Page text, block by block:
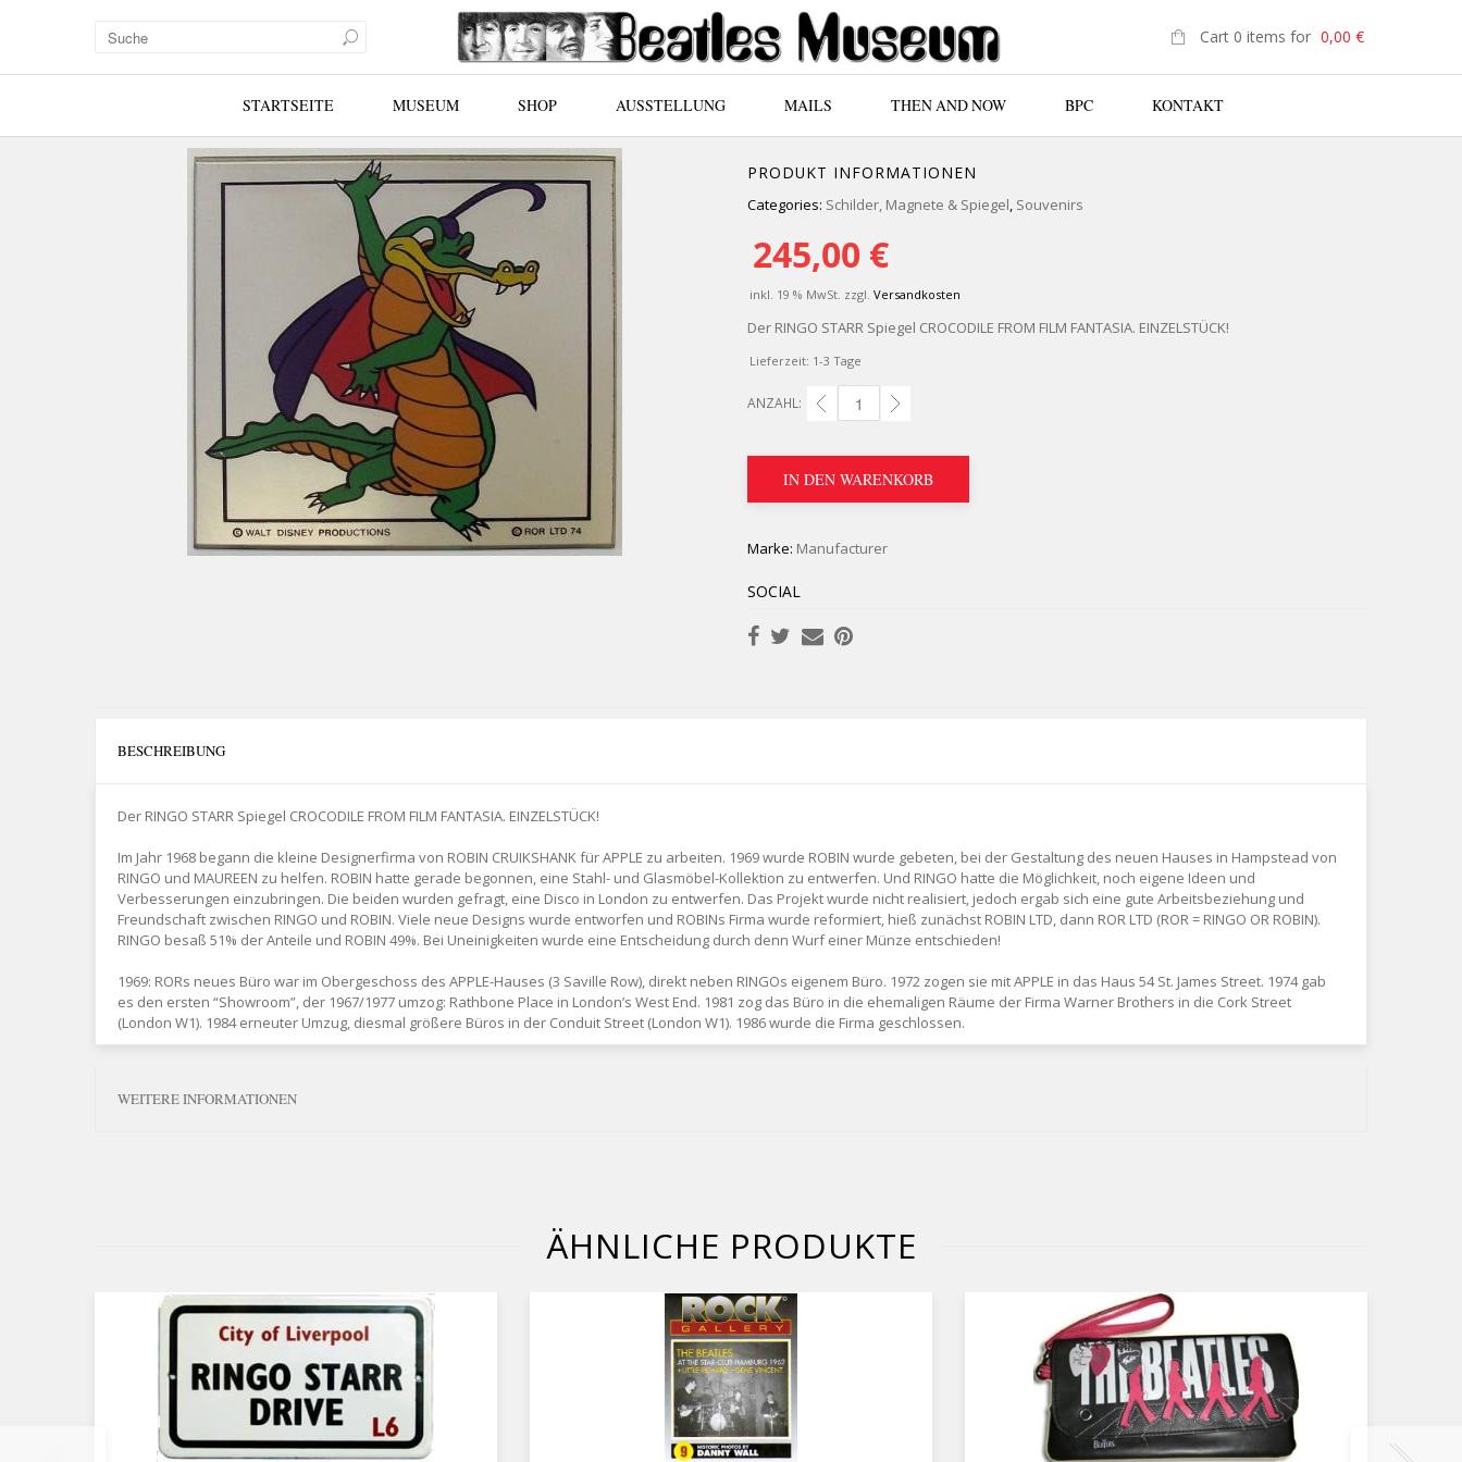
Cart 0 items for 0,00 €
STARTSEITE MUSEUM SHOP AUSSTELLUNG MAILS THEN AND NOW BPC KONTAKT
PRODUKT INFORMATIONEN
Categories: Schilder, Magnete & Spiegel, Souvenirs
245,00 €
inkl. 19 % MwSt. zzgl. Versandkosten
Der RINGO STARR Spiegel CROCODILE FROM FILM FANTASIA. EINZELSTÜCK!
Lieferzeit: 1-3 Tage
ANZAHL: RINGO STARR SPIEGEL CROCODILE FROM FILM FANTASIA QUANTITY
IN DEN WARENKORB
Marke: Manufacturer
SOCIAL
BESCHREIBUNG
Der RINGO STARR Spiegel CROCODILE FROM FILM FANTASIA. EINZELSTÜCK!
Im Jahr 1968 begann die kleine Designerfirma von ROBIN CRUIKSHANK für APPLE zu arbeiten. 1969 wurde ROBIN wurde gebeten, bei der Gestaltung des neuen Hauses in Hampstead von
RINGO und MAUREEN zu helfen. ROBIN hatte gerade begonnen, eine Stahl- und Glasmöbel-Kollektion zu entwerfen. Und RINGO hatte die Möglichkeit, noch eigene Ideen und
Verbesserungen einzubringen. Die beiden wurden gefragt, eine Disco in London zu entwerfen. Das Projekt wurde nicht realisiert, jedoch ergab sich eine gute Arbeitsbeziehung und
Freundschaft zwischen RINGO und ROBIN. Viele neue Designs wurde entworfen und ROBINs Firma wurde reformiert, hieß zunächst ROBIN LTD, dann ROR LTD (ROR = RINGO OR ROBIN).
RINGO besaß 51% der Anteile und ROBIN 49%. Bei Uneinigkeiten wurde eine Entscheidung durch denn Wurf einer Münze entschieden!
1969: RORs neues Büro war im Obergeschoss des APPLE-Hauses (3 Saville Row), direkt neben RINGOs eigenem Büro. 1972 zogen sie mit APPLE in das Haus 54 St. James Street. 1974 gab
es den ersten “Showroom”, der 1967/1977 umzog: Rathbone Place in London’s West End. 1981 zog das Büro in die ehemaligen Räume der Firma Warner Brothers in die Cork Street
(London W1). 1984 erneuter Umzug, diesmal größere Büros in der Conduit Street (London W1). 1986 wurde die Firma geschlossen.
WEITERE INFORMATIONEN
ÄHNLICHE PRODUKTE